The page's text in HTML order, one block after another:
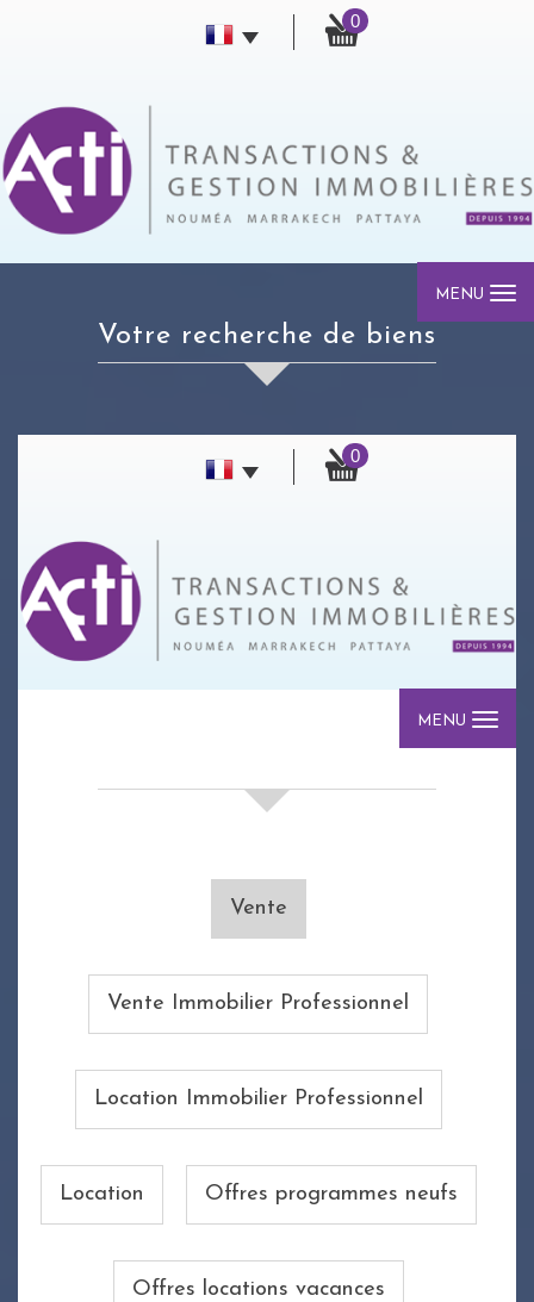
0
MENU
votre recherche de biens
0
MENU
Vente
Vente Immobilier Professionnel
Location Immobilier Professionnel
Location Offres programmes neufs
Offres locations vacances